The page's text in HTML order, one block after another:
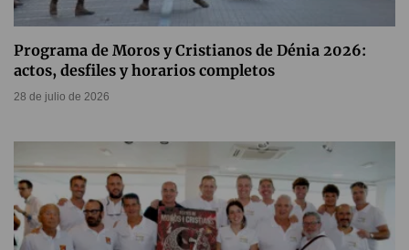
Programa de Moros y Cristianos de Dénia 2026:
actos, desfiles y horarios completos
28 de julio de 2026